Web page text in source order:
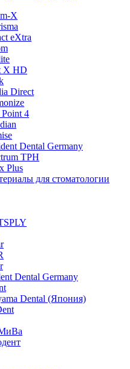
X
eXtra
X HD
Direct
4
Dental Germany
TPH
Plus
для стоматологии
Dental Germany
Dental (Япония)